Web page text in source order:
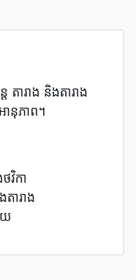
តារាង និងតារាង
នុភាព។
វិកា
ារាង
យ